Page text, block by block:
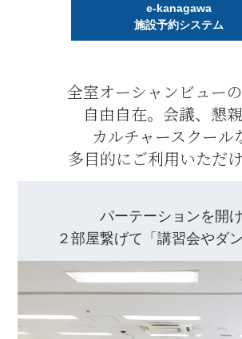
e-kanagawa
施設予約システム
全室オーシャンビュー
自由自在。 会議、懇親
カルチャースクール
多目的にご利用いただけ
パーテーションを開
２部屋繋げて 「講習会やダ